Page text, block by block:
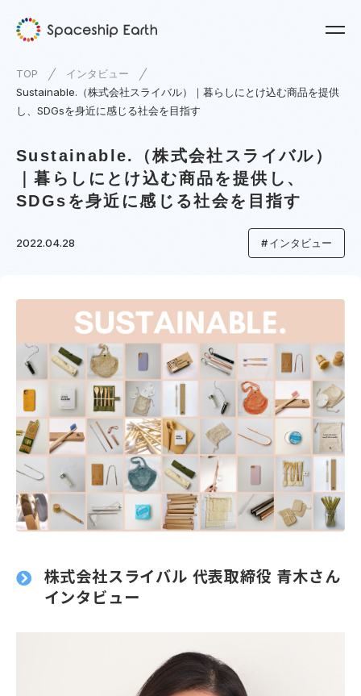
TOP
インタビュー
Sustainable.（株式会社スライバル）｜暮らしにとけ込む商品を提供
し、SDGsを身近に感じる社会を目指す
Sustainable.（株式会社スライバル）
｜暮らしにとけ込む商品を提供し、
SDGsを身近に感じる社会を目指す
2022.04.28 インタビュー
株式会社スライバル 代表取締役 青木さん
インタビュー